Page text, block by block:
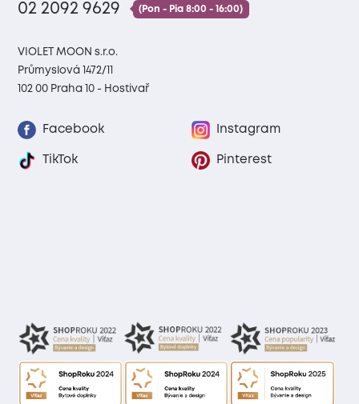
02 2092 9629
(Pon - Pia 8:00 - 16:00)
VIOLET MOON s.r.o.
Průmyslová 1472/11
102 00 Praha 10 - Hostivař
Facebook Instagram
TikTok Pinterest